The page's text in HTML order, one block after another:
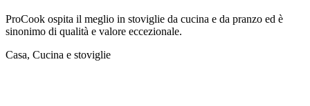
ProCook ospita il meglio in stoviglie da cucina e da pranzo ed è
sinonimo di qualità e valore eccezionale.
Casa, Cucina e stoviglie